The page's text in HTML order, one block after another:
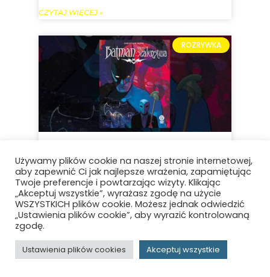
CZYTAJ WIĘCEJ »
ROZRYWKA
Batman: Miasto szaleństwa –
recenzja komiksu – Podróż
do mrocznego odbicia
Gotham
CZYTAJ WIĘCEJ »
Używamy plików cookie na naszej stronie internetowej,
aby zapewnić Ci jak najlepsze wrażenia, zapamiętując
Twoje preferencje i powtarzając wizyty. Klikając
„Akceptuj wszystkie”, wyrażasz zgodę na użycie
WSZYSTKICH plików cookie. Możesz jednak odwiedzić
„Ustawienia plików cookie”, aby wyrazić kontrolowaną
zgodę.
Ustawienia plików cookies Akceptuj wszystkie